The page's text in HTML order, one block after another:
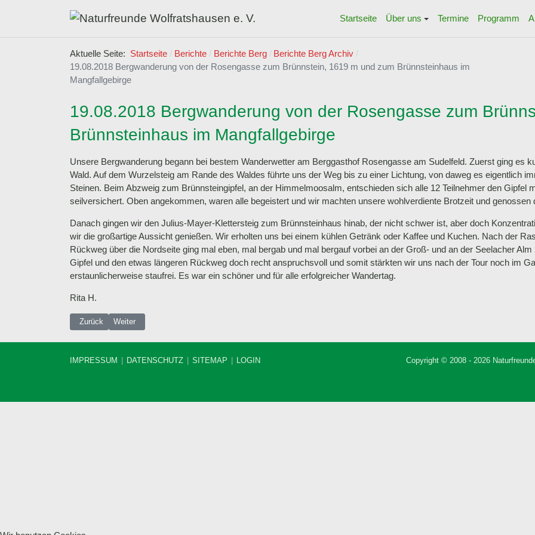
Startseite Über uns Termine Programm
Aktuelle Seite: Startseite Berichte Berichte Berg
Berichte Berg Archiv
19.08.2018 Bergwanderung von der Rosengasse zum Brünnstein, 1619 m und zum Brünnsteinhaus im
Mangfallgebirge
19.08.2018 Bergwanderung von der Rosengasse zum
Brünnsteinhaus im Mangfallgebirge
Unsere Bergwanderung begann bei bestem Wanderwetter am Berggasthof Rosengasse am Sudelfeld. Zuerst ging es
Wald. Auf dem Wurzelsteig am Rande des Waldes führte uns der Weg bis zu einer Lichtung, von daweg es eigentlich
Steinen. Beim Abzweig zum Brünnsteingipfel, an der Himmelmoosalm, entschieden sich alle 12 Teilnehmer den Gipfel
seilversichert. Oben angekommen, waren alle begeistert und wir machten unsere wohlverdiente Brotzeit und
Danach gingen wir den Julius-Mayer-Klettersteig zum Brünnsteinhaus hinab, der nicht schwer ist, aber doch
wir die großartige Aussicht genießen. Wir erholten uns bei einem kühlen Getränk oder Kaffee und Kuchen. Nach der
Rückweg über die Nordseite ging mal eben, mal bergab und mal bergauf vorbei an der Groß- und an der Seelacher
Gipfel und den etwas längeren Rückweg doch recht anspruchsvoll und somit stärkten wir uns nach der Tour noch im
erstaunlicherweise staufrei. Es war ein schöner und für alle erfolgreicher Wandertag.
Rita H.
Vorheriger Beitrag: 25.08.2018 Bergwanderung zur Bergmesse am Schachen, 1870 m
Zurück Nächster Beitrag: 05.08.2018 Bergtour zum Sonnjoch
Weiter
IMPRESSUM DATENSCHUTZ SITEMAP LOGIN Copyright © 2008 - 2026